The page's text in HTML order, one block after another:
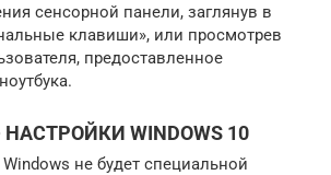
сенсорной панели, заглянув в
клавиши», или просмотрев
предоставленное
WINDOWS 10
не будет специальной